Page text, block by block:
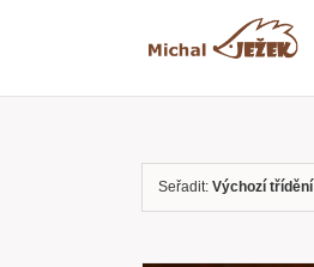
Seřadit: Výchozí třídění